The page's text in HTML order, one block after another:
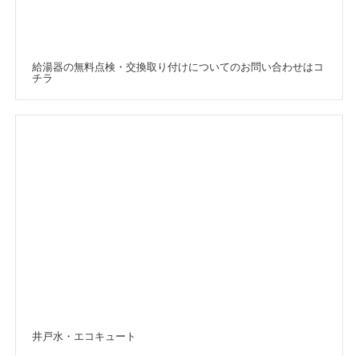
給湯器の無料点検・交換取り付けについてのお問い合わせはコ
チラ
井戸水・エコキュート